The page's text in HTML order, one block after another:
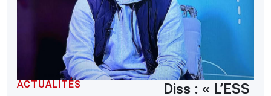
ACTUALITÉS
Diss : « L’ESS